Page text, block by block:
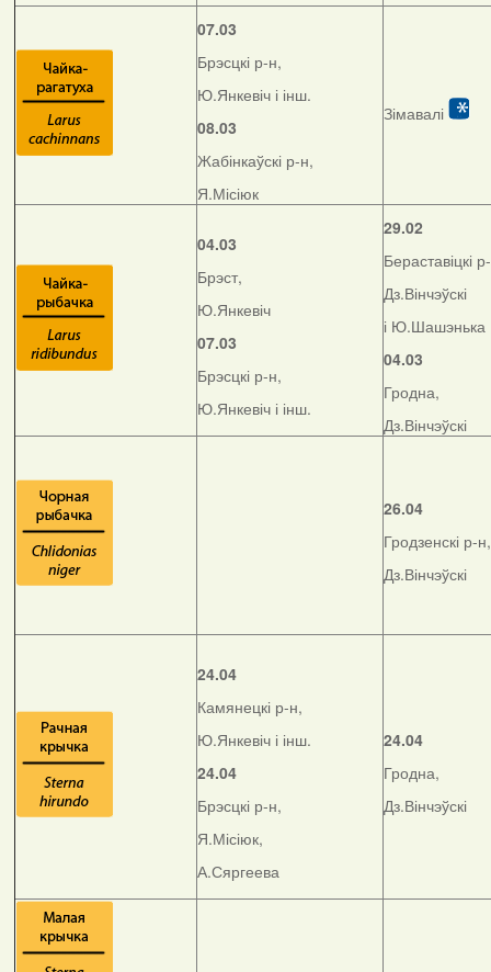
07.03
Брэсцкі р-н,
Ю.Янкевіч і інш.
08.03
Жабінкаўскі р-н,
Я.Місіюк
Зімавалі
04.03
Брэст,
Ю.Янкевіч
07.03
Брэсцкі р-н,
Ю.Янкевіч і інш.
29.02
Бераставіцкі
Дз.Вінчэўскі
і Ю.Шашэнька
04.03
Гродна,
Дз.Вінчэўскі
26.04
Гродзенскі р-н,
Дз.Вінчэўскі
24.04
Камянецкі р-н,
Ю.Янкевіч і інш.
24.04
Брэсцкі р-н,
Я.Місіюк,
А.Сяргеева
24.04
Гродна,
Дз.Вінчэўскі